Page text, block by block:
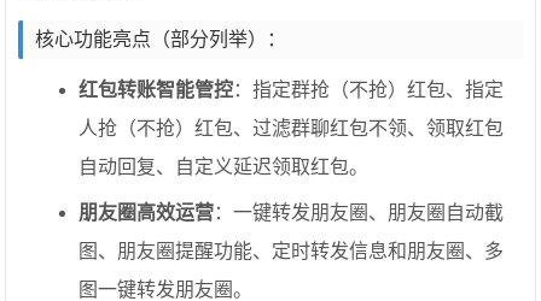
核心功能亮点（部分列举）：
红包转账智能管控：指定群抢（不抢）红包、指定
人抢（不抢）红包、过滤群聊红包不领、领取红包
自动回复、自定义延迟领取红包。
朋友圈高效运营：一键转发朋友圈、朋友圈自动截
图、朋友圈提醒功能、定时转发信息和朋友圈、多
图一键转发朋友圈。